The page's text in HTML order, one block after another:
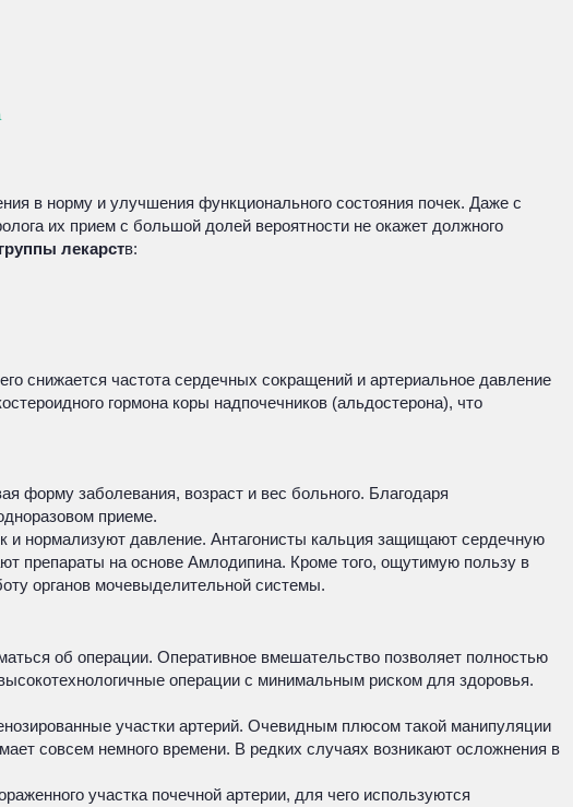
в норму и улучшения функционального состояния почек. Даже с
их прием с большой долей вероятности не окажет должного
лекарств:
снижается частота сердечных сокращений и артериальное давление
гормона коры надпочечников (альдостерона), что
форму заболевания, возраст и вес больного. Благодаря
приеме.
и нормализуют давление. Антагонисты кальция защищают сердечную
препараты на основе Амлодипина. Кроме того, ощутимую пользу в
органов мочевыделительной системы.
об операции. Оперативное вмешательство позволяет полностью
операции с минимальным риском для здоровья.
участки артерий. Очевидным плюсом такой манипуляции
совсем немного времени. В редких случаях возникают осложнения в
участка почечной артерии, для чего используются